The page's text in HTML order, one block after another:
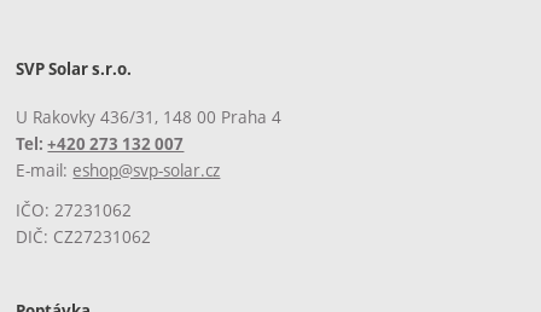
SVP Solar s.r.o.
U Rakovky 436/31, 148 00 Praha 4
Tel:+420 273 132 007
E-mail: eshop@svp-solar.cz
IČO: 27231062
DIČ: CZ27231062